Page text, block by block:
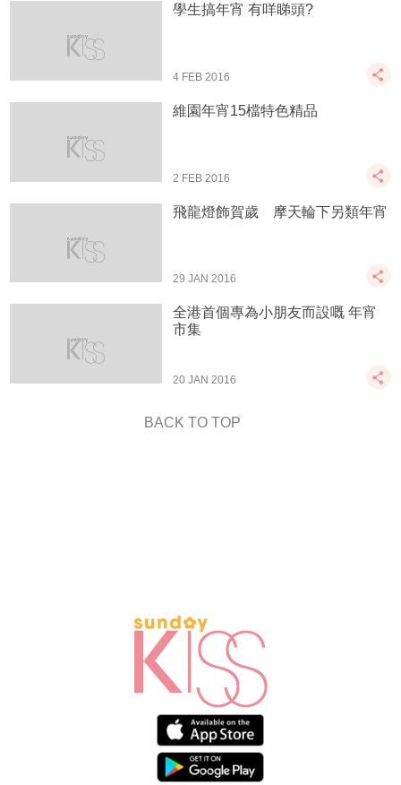
學生搞年宵 有咩睇頭?
4 FEB 2016
維園年宵15檔特色精品
2 FEB 2016
飛龍燈飾賀歲 摩天輪下另類年宵
29 JAN 2016
全港首個專為小朋友而設嘅 年宵
市集
20 JAN 2016
BACK TO TOP